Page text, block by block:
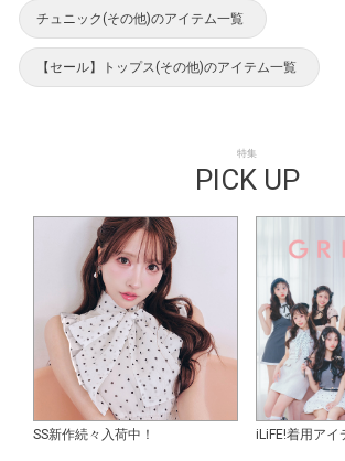
チュニック(その他)のアイテム一覧
【セール】トップス(その他)のアイテム一覧
特集
PICK UP
SS新作続々入荷中！ iLiFE!着用アイ